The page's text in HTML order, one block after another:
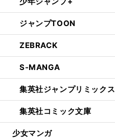
ジャンプTOON
ZEBRACK
S-MANGA
集英社ジャンプリミックス
集英社コミック文庫
少女マンガ